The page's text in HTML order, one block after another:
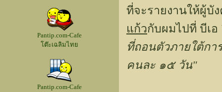
Pantip.com-Cafe
โต๊ะเฉลิมไทย
Pantip.com-Cafe
ที่จะรายงานให้ผู้
แก้วกับผมไปที่ บีเ
ที่ถอนตัวภายใต้ก
คนละ ๑๕ วัน"